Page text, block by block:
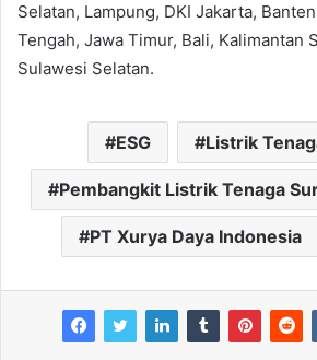
Selatan, Lampung, DKI Jakarta,
Tengah, Jawa Timur, Bali, Kalimantan
Sulawesi Selatan.
ESG Listrik
Pembangkit Listrik Tenaga
PT Xurya Daya Indonesia